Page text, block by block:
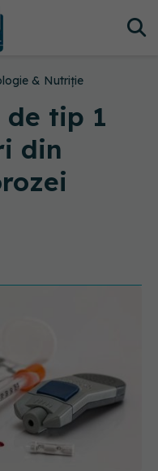
& Nutriție
de tip 1
din